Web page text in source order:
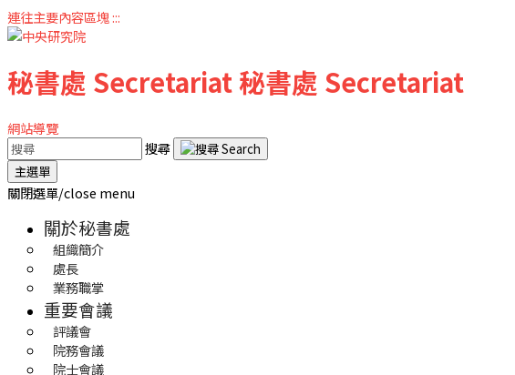
連往主要內容區塊:::
秘書處 Secretariat秘書處 Secretariat
網站導覽
搜尋
主選單
關閉選單/close menu
關於秘書處
組織簡介
處長
業務職掌
重要會議
評議會
院務會議
院士會議